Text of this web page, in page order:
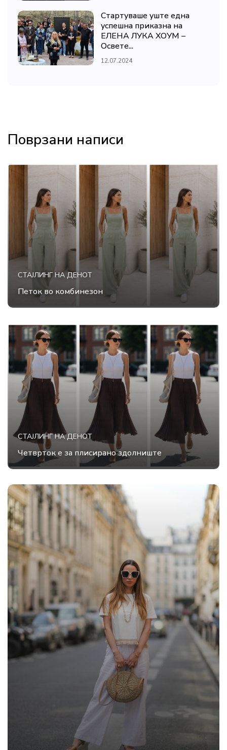
Стартуваше уште една
успешна приказна на
ЕЛЕНА ЛУКА ХОУМ –
Освете...
12.07.2024
Поврзани написи
СТАЈЛИНГ НА ДЕНОТ
Петок во комбинезон
СТАЈЛИНГ НА ДЕНОТ
Четврток е за плисирано здолниште